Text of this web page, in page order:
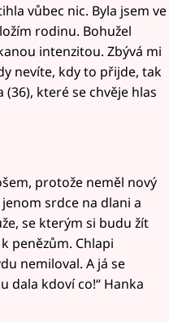
vůbec nic. Byla jsem ve
rodinu. Bohužel
intenzitou. Zbývá mi
nevíte, kdy to přijde, tak
(36), které se chvěje hlas
protože neměl nový
srdce na dlani a
se kterým si budu žít
penězům. Chlapi
nemiloval. A já se
dala kdoví co!“ Hanka